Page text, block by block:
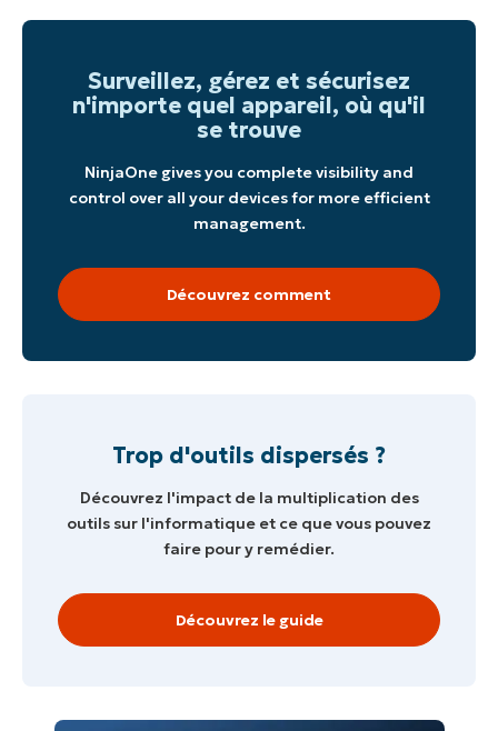
Surveillez, gérez et sécurisez
n'importe quel appareil, où qu'il
se trouve
NinjaOne gives you complete visibility and
control over all your devices for more efficient
management.
Découvrez comment
Trop d'outils dispersés ?
Découvrez l'impact de la multiplication des
outils sur l'informatique et ce que vous pouvez
faire pour y remédier.
Découvrez le guide